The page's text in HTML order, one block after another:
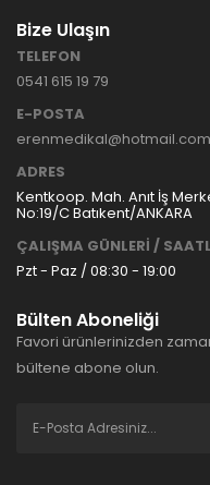
Bize Ulaşın
TELEFON
0541 615 19 79
E-POSTA
ADRES
Kentkoop. Mah. Anıt İş
No:19/C Batıkent/ANKARA
ÇALIŞMA GÜNLERİ /
Pzt - Paz / 08:30 - 19:00
Bülten Aboneliği
Favori ürünlerinizden
bültene abone olun.